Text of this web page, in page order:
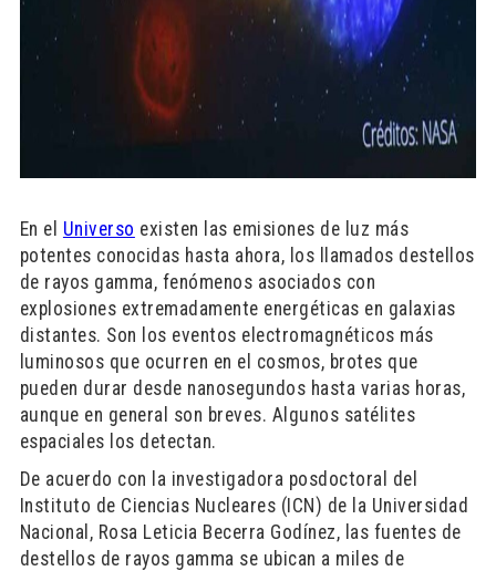
En el Universo existen las emisiones de luz más
potentes conocidas hasta ahora, los llamados destellos
de rayos gamma, fenómenos asociados con
explosiones extremadamente energéticas en galaxias
distantes. Son los eventos electromagnéticos más
luminosos que ocurren en el cosmos, brotes que
pueden durar desde nanosegundos hasta varias horas,
aunque en general son breves. Algunos satélites
espaciales los detectan.
De acuerdo con la investigadora posdoctoral del
Instituto de Ciencias Nucleares (ICN) de la Universidad
Nacional, Rosa Leticia Becerra Godínez, las fuentes de
destellos de rayos gamma se ubican a miles de